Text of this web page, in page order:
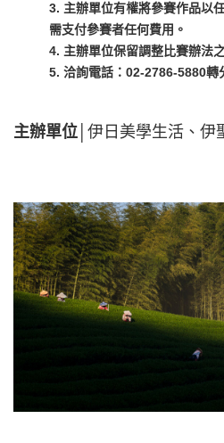
3. 主辦單位有權將參賽作品以
需支付參賽者任何費用。
4. 主辦單位保留調整比賽辦法
5. 洽詢電話：02-2786-5880轉
主辦單位 │伊日美學生活、